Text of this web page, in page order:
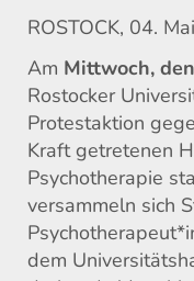
ROSTOCK, 04.
Am Mittwoch,
Rostocker
Protestaktion
Kraft getretenen
Psychotherapie
versammeln sich
dem